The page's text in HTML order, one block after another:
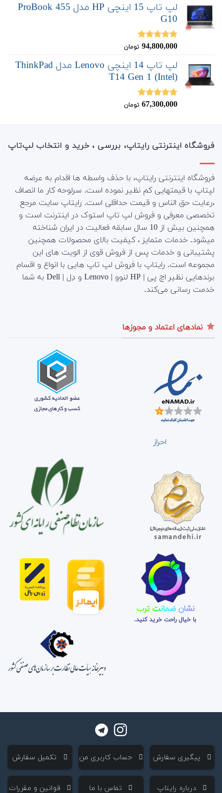
لپ تاپ 15 اینچی HP مدل ProBook 455
G10
نمره5.00
94,800,000 تومان
لپ تاپ 14 اینچی Lenovo مدل ThinkPad
T14 Gen 1 (Intel)
نمره5.00
67,300,000 تومان
فروشگاه اینترنتی رایتاپ، بررسی ، خرید و انتخاب لپ‌تاپ
فروشگاه اینترنتی رایتاپ، با حذف واسطه ها اقدام به عرضه
لپتاپ با قیمتهایی کم نظیر نموده است. سرلوحه کار ما انصاف
،رعایت حق الناس و قیمت حداقلی است. رایتاپ سایت مرجع
تخصصی معرفی و فروش لپ تاپ استوک در اینترنت است و
همچنین بیش از 10 سال سابقه فعالیت در ایران شناخته
میشود. خدمات متمایز ، کیفیت بالای محصولات همچنین
پشتیبانی و خدمات پس از فروش قوی از الویت های این
مجموعه است. رایتاپ با فروش لپ تاپ هایی با انواع و اقسام
برندهایی نظیر اچ پی | HP لنوو | Lenovo و دِل | Dell به شما
خدمت رسانی می‌کند.
نمادهای اعتماد و مجوزها
احراز
نشان ضمانت ترب
با خیال راحت خرید کنید.
‌ پیگیری سفارش ‌ حساب کاربری من ‌ تکمیل سفارش
‌ درباره رایتاپ ‌ تماس با ما ‌ قوانین و مقررات